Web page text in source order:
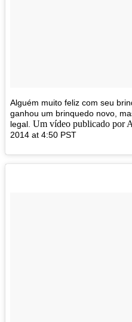
Alguém muito feliz com seu
ganhou um brinquedo novo,
legal. Um vídeo publicado por
2014 at 4:50 PST